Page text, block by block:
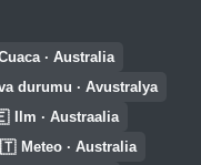
· Australia
durumu · Avustralya
Ilm · Austraalia
Meteo · Australia